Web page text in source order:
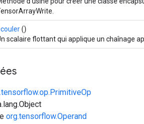
()
scalaire flottant qui applique un chaînage
org.tensorflow.Operand